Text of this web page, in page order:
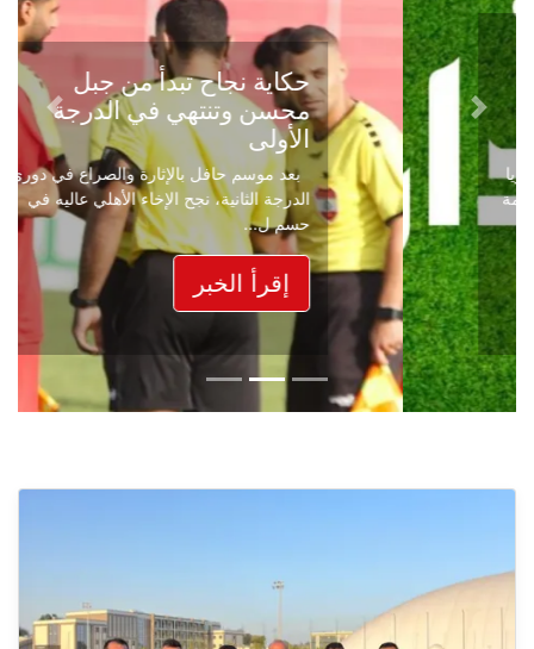
حكاية نجاح تبدأ من جبل
محسن وتنتهي في الدرجة
الأولى
بعد موسم حافل بالإثارة والصراع في دوري
الدرجة الثانية، نجح الإخاء الأهلي عاليه في
حسم ل...
إقرأ الخبر
Previous
Next